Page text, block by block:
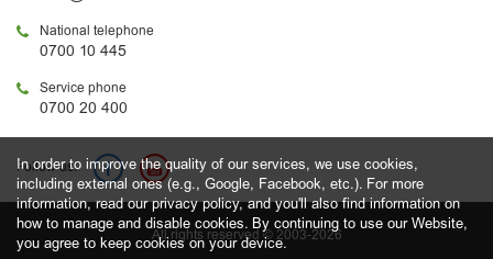
National telephone
0700 10 445
Service phone
0700 20 400
Follow us:
All rights reserved © 2003-2026
In order to improve the quality of our services, we use cookies,
including external ones (e.g., Google, Facebook, etc.). For more
information, read our privacy policy, and you'll also find information on
how to manage and disable cookies. By continuing to use our Website,
you agree to keep cookies on your device.